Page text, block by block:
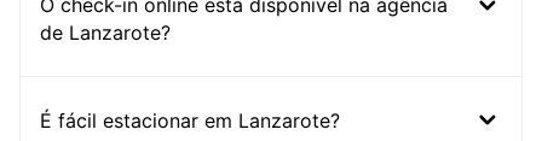
O check-in online está disponível na agência
de Lanzarote?
É fácil estacionar em Lanzarote?